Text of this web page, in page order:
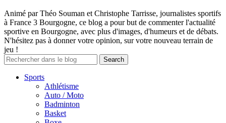
Animé par Théo Souman et Christophe Tarrisse, journalistes sportifs
à France 3 Bourgogne, ce blog a pour but de commenter l'actualité
sportive en Bourgogne, avec plus d'images, d'humeurs et de débats.
N'hésitez pas à donner votre opinion, sur votre nouveau terrain de
jeu !
Sports
Athlétisme
Auto / Moto
Badminton
Basket